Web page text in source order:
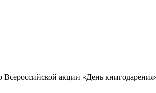
акции «День